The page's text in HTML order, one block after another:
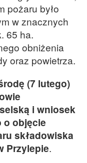
pożaru było
w znacznych
65 ha.
obniżenia
oraz powietrza.
(7 lutego)
i wniosek
o objęcie
składowiska
Przylepie.